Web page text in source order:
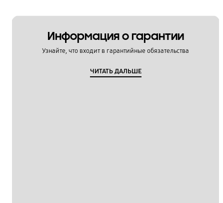
Питание / Зарядка
Информация о гарантии
Узнайте, что входит в гарантийные обязательства
ЧИТАТЬ ДАЛЬШЕ